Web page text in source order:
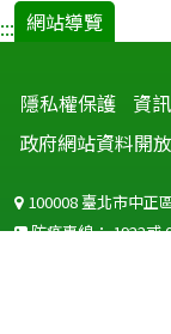
::: 網站導覽
隱私權保護 資
政府網站資料開
100008 臺北市中正
防疫專線：1922或